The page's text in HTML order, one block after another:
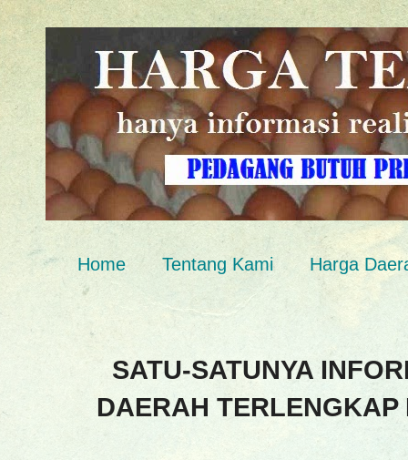
Home Tentang Kami Harga
SATU-SATUNYA
DAERAH TERLENGKAP